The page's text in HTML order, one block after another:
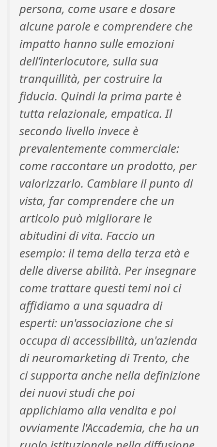
persona, come usare e dosare
alcune parole e comprendere che
impatto hanno sulle emozioni
dell’interlocutore, sulla sua
tranquillità, per costruire la
fiducia. Quindi la prima parte è
tutta relazionale, empatica. Il
secondo livello invece è
prevalentemente commerciale:
come raccontare un prodotto, per
valorizzarlo. Cambiare il punto di
vista, far comprendere che un
articolo può migliorare le
abitudini di vita. Faccio un
esempio: il tema della terza età e
delle diverse abilità. Per insegnare
come trattare questi temi noi ci
affidiamo a una squadra di
esperti: un'associazione che si
occupa di accessibilità, un'azienda
di neuromarketing di Trento, che
ci supporta anche nella definizione
dei nuovi studi che poi
applichiamo alla vendita e poi
ovviamente l'Accademia, che ha un